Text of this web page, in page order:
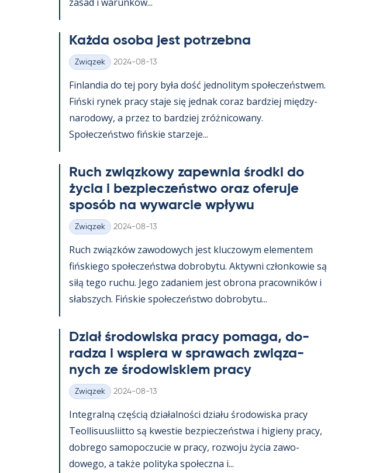
Każda osoba jest potrzebna
Kategorie
Związek Kirjoitettu
2024-08-13
Fin­lan­dia do tej pory była dość jed­no­li­tym społeczeństwem.
Fiński ry­nek pracy staje się jed­nak co­raz bardziej między­
na­ro­dowy, a przez to bardziej zróż­nicowany.
Społeczeństwo fińs­kie starzeje...
Ruch związ­kowy za­pew­nia środki do
życia i bez­pieczeństwo oraz ofe­ruje
sposób na wywarcie wpływu
Kategorie
Związek Kirjoitettu
2024-08-13
Ruch związków zawo­dowych jest kluczowym ele­men­tem
fińs­kiego społeczeństwa do­bro­bytu. Ak­tywni człon­kowie są
siłą tego ruchu. Jego za­da­niem jest obrona pracow­ników i
słabszych. Fińs­kie społeczeństwo do­bro­bytu...
Dział śro­dowiska pracy po­maga, do­
radza i ws­piera w sprawach związa­
nych ze śro­dowis­kiem pracy
Kategorie
Związek Kirjoitettu
2024-08-13
In­te­gralną częścią działal­ności działu śro­dowiska pracy
Teol­li­suus­liitto są kwes­tie bez­pieczeństwa i hi­gieny pracy,
dobrego sa­mo­poczucie w pracy, rozwoju życia zawo­
dowego, a także po­li­tyka społeczna i...